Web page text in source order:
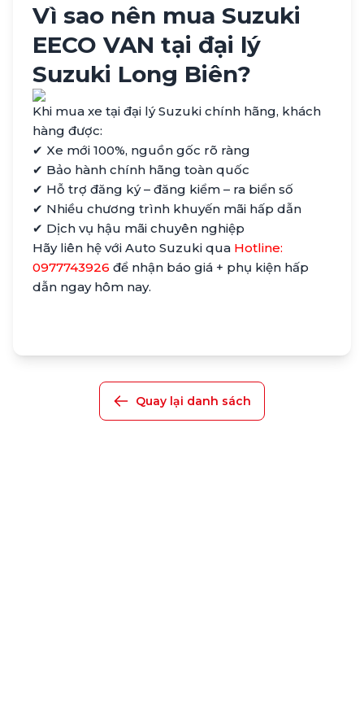
Vì sao nên mua Suzuki
EECO VAN tại đại lý
Suzuki Long Biên?
Khi mua xe tại đại lý Suzuki chính hãng, khách
hàng được:
✔ Xe mới 100%, nguồn gốc rõ ràng
✔ Bảo hành chính hãng toàn quốc
✔ Hỗ trợ đăng ký – đăng kiểm – ra biển số
✔ Nhiều chương trình khuyến mãi hấp dẫn
✔ Dịch vụ hậu mãi chuyên nghiệp
Hãy liên hệ với Auto Suzuki qua Hotline:
0977743926 để nhận báo giá + phụ kiện hấp
dẫn ngay hôm nay.
Quay lại danh sách